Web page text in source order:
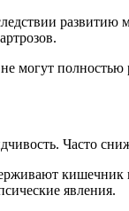
могут полностью
Часто
кишечник
явления.